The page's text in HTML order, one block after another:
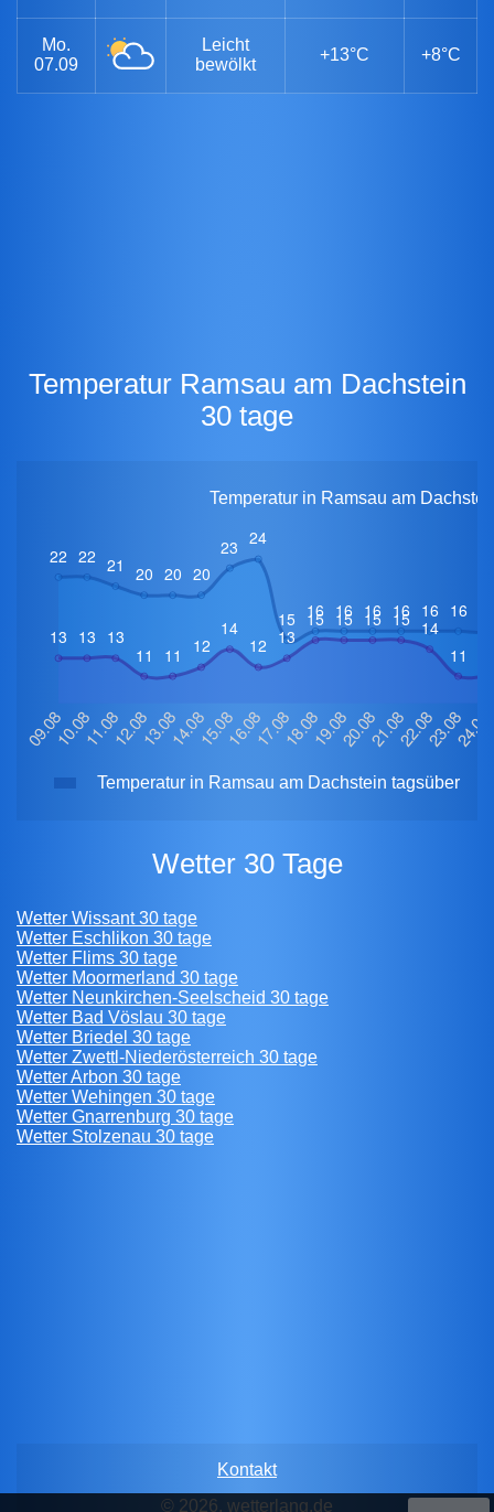
Mo.
07.09
Leicht
bewölkt
+13°C +8°C
Temperatur Ramsau am Dachstein
30 tage
Temperatur in Ramsau am
Temperatur in Ramsau am Dachstein tagsüber
Wetter 30 Tage
Wetter Wissant 30 tage
Wetter Eschlikon 30 tage
Wetter Flims 30 tage
Wetter Moormerland 30 tage
Wetter Neunkirchen-Seelscheid 30 tage
Wetter Bad Vöslau 30 tage
Wetter Briedel 30 tage
Wetter Zwettl-Niederösterreich 30 tage
Wetter Arbon 30 tage
Wetter Wehingen 30 tage
Wetter Gnarrenburg 30 tage
Wetter Stolzenau 30 tage
Kontakt
© 2026, wetterlang.de